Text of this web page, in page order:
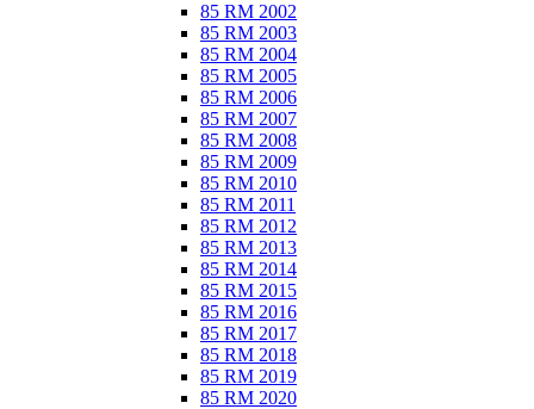
85 RM 2002
85 RM 2003
85 RM 2004
85 RM 2005
85 RM 2006
85 RM 2007
85 RM 2008
85 RM 2009
85 RM 2010
85 RM 2011
85 RM 2012
85 RM 2013
85 RM 2014
85 RM 2015
85 RM 2016
85 RM 2017
85 RM 2018
85 RM 2019
85 RM 2020